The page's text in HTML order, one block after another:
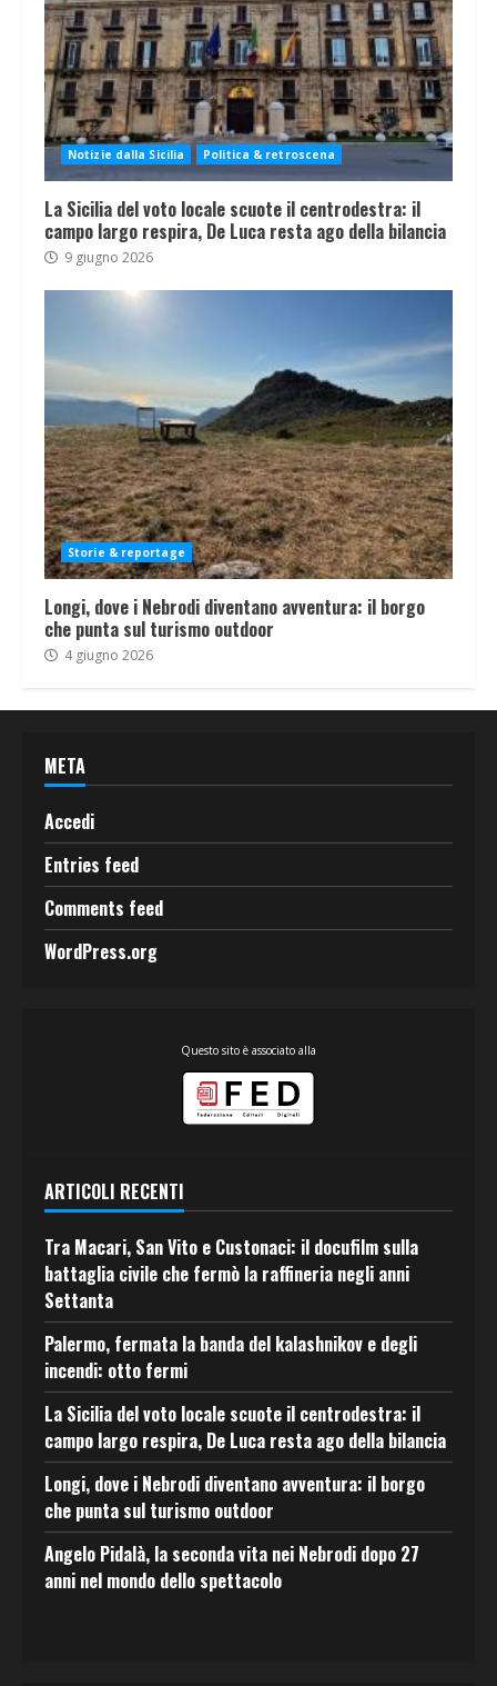
Notizie dalla Sicilia Politica & retroscena
La Sicilia del voto locale scuote il centrodestra: il
campo largo respira, De Luca resta ago della bilancia
9 giugno 2026
Storie & reportage
Longi, dove i Nebrodi diventano avventura: il borgo
che punta sul turismo outdoor
4 giugno 2026
META
Accedi
Entries feed
Comments feed
WordPress.org
Questo sito è associato alla
ARTICOLI RECENTI
Tra Macari, San Vito e Custonaci: il docufilm sulla
battaglia civile che fermò la raffineria negli anni
Settanta
Palermo, fermata la banda del kalashnikov e degli
incendi: otto fermi
La Sicilia del voto locale scuote il centrodestra: il
campo largo respira, De Luca resta ago della bilancia
Longi, dove i Nebrodi diventano avventura: il borgo
che punta sul turismo outdoor
Angelo Pidalà, la seconda vita nei Nebrodi dopo 27
anni nel mondo dello spettacolo